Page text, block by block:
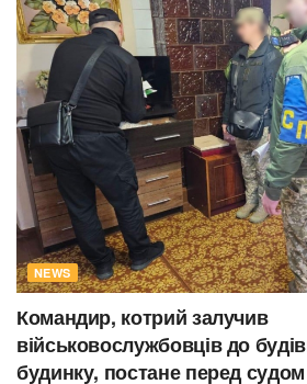
NEWS
Командир, котрий залучив
військовослужбовців до
будинку, постане перед судом